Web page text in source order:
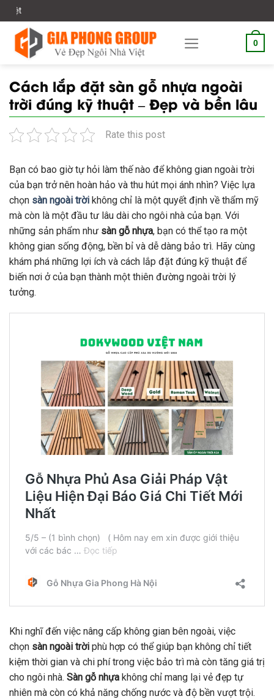
Skip
to
content
0
Cách lắp đặt sàn gỗ nhựa ngoài
trời đúng kỹ thuật – Đẹp và bền lâu
Rate this post
Bạn có bao giờ tự hỏi làm thế nào để không gian ngoài trời
của bạn trở nên hoàn hảo và thu hút mọi ánh nhìn? Việc lựa
chọn sàn ngoài trời không chỉ là một quyết định về thẩm mỹ
mà còn là một đầu tư lâu dài cho ngôi nhà của bạn. Với
những sản phẩm như sàn gỗ nhựa, bạn có thể tạo ra một
không gian sống động, bền bỉ và dễ dàng bảo trì. Hãy cùng
khám phá những lợi ích và cách lắp đặt đúng kỹ thuật để
biến nơi ở của bạn thành một thiên đường ngoài trời lý
tưởng.
Khi nghĩ đến việc nâng cấp không gian bên ngoài, việc
chọn sàn ngoài trời phù hợp có thể giúp bạn không chỉ tiết
kiệm thời gian và chi phí trong việc bảo trì mà còn tăng giá trị
cho ngôi nhà. Sàn gỗ nhựa không chỉ mang lại vẻ đẹp tự
nhiên mà còn có khả năng chống nước và độ bền vượt trội.